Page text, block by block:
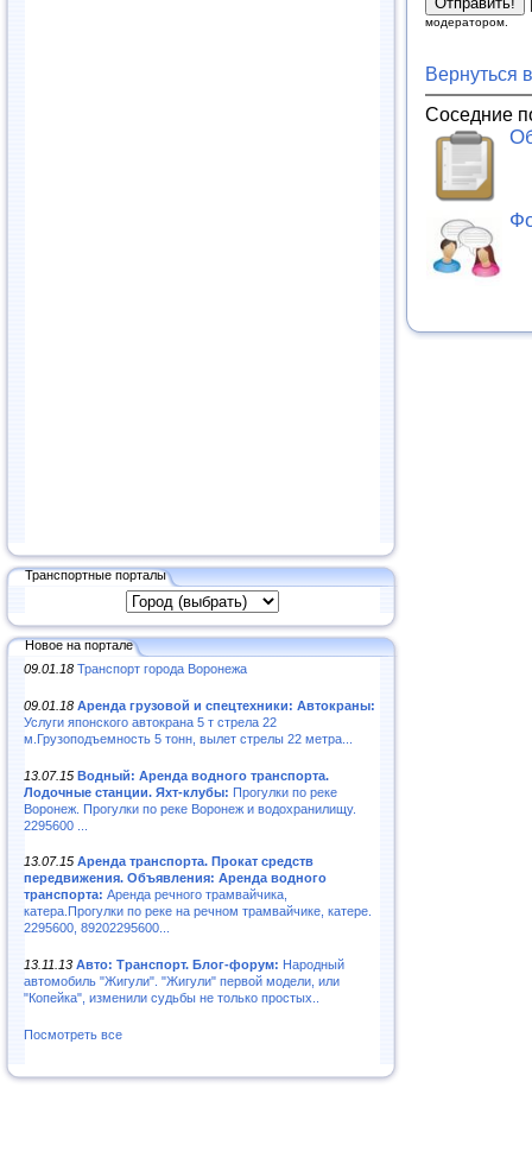
Транспортные порталы
Новое на портале
09.01.18 Транспорт города Воронежа
09.01.18 Аренда грузовой и спецтехники: Автокраны:
Услуги японского автокрана 5 т стрела 22
м.Грузоподъемность 5 тонн, вылет стрелы 22 метра...
13.07.15 Водный: Аренда водного транспорта.
Лодочные станции. Яхт-клубы: Прогулки по реке
Воронеж. Прогулки по реке Воронеж и водохранилищу.
2295600 ...
13.07.15 Аренда транспорта. Прокат средств
передвижения. Объявления: Аренда водного
транспорта: Аренда речного трамвайчика,
катера.Прогулки по реке на речном трамвайчике, катере.
2295600, 89202295600...
13.11.13 Авто: Транспорт. Блог-форум: Народный
автомобиль "Жигули". "Жигули" первой модели, или
"Копейка", изменили судьбы не только простых..
Посмотреть все
модератором.
Вернуться
Соседние